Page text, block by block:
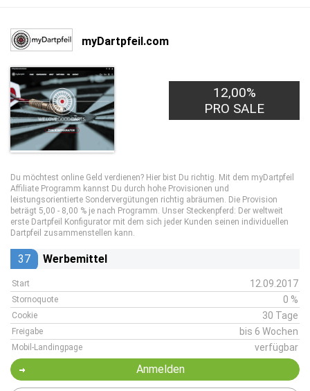
myDartpfeil.com
12,00%
PRO SALE
Du möchtest online Geld verdienen? Hier bist Du richtig. Mit dem myDartpfeil
Affiliate Programm kannst Du durch hohe Provisionen und
leistungsorientierte Sondervergütungen richtig abräumen. Die Provision
beträgt 5,00 - 8,00 % je nach Programm. Unser Steckenpferd: Der weltweit
erste Dartpfeil Konfigurator mit dem sich jeder Kunden seinen individuellen
Dartpfeil zusammenstellen kann.
37 Werbemittel
Start 12.09.2017
Stornoquote 0 %
Cookie 30 Tage
Freigabe bis 6 Wochen
Mobil-Landingpage verfügbar
Anmelden